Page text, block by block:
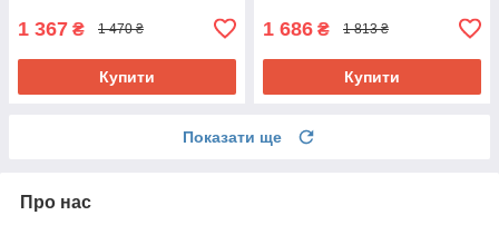
1 367 ₴ 1 470 ₴
Купити
1 686 ₴ 1 813 ₴
Купити
Показати ще
Про нас